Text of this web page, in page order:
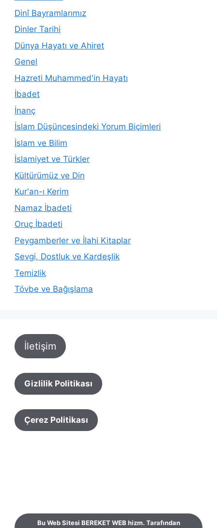
Dinî Bayramlarımız
Dinler Tarihi
Dünya Hayatı ve Ahiret
Genel
Hazreti Muhammed'in Hayatı
İbadet
İnanç
İslam Düşüncesindeki Yorum Biçimleri
İslam ve Bilim
İslamiyet ve Türkler
Kültürümüz ve Din
Kur'an-ı Kerim
Namaz İbadeti
Oruç İbadeti
Peygamberler ve İlahi Kitaplar
Sevgi, Dostluk ve Kardeşlik
Temizlik
Tövbe ve Bağışlama
İletişim
Gizlilik Politikası
Çerez Politikası
Bu Web Sitesi BEREKET WEB hizm. Tarafından